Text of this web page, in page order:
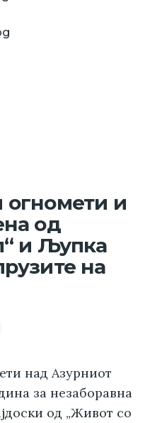
огномети и
од
и Љупка
на
над Азурниот
за незаборавна
од „Живот со